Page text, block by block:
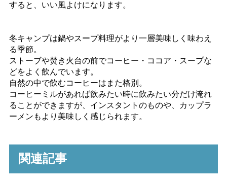
すると、いい風よけになります。
冬キャンプは鍋やスープ料理がより一層美味しく味わえ
る季節。
ストーブや焚き火台の前でコーヒー・ココア・スープな
どをよく飲んでいます。
自然の中で飲むコーヒーはまた格別。
コーヒーミルがあれば飲みたい時に飲みたい分だけ淹れ
ることができますが、インスタントのものや、カップラ
ーメンもより美味しく感じられます。
関連記事